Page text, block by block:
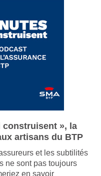
construisent », la
artisans du BTP
et les subtilités
sont pas toujours